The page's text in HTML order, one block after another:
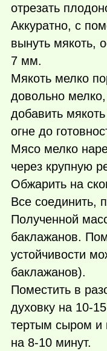
отрезать
Аккуратно, с
вынуть мякоть,
7 мм.
Мякоть мелко
довольно
добавить
огне до
Мясо мелко
через крупную
Обжарить на
Все соединить,
Полученной
баклажанов.
устойчивости
баклажанов).
Поместить в
духовку на 10-
тертым сыром и
на 8-10 минут.